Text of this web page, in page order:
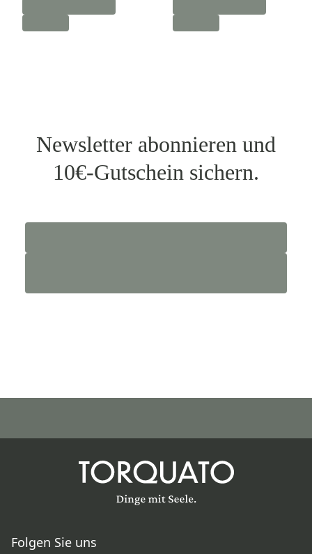
Newsletter abonnieren und
10€-Gutschein sichern.
Folgen Sie uns